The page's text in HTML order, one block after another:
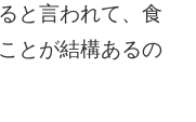
と言われて、食
とが結構あるの